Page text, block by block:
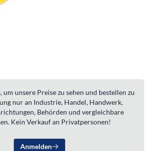
um unsere Preise zu sehen und bestellen zu
nur an Industrie, Handel, Handwerk,
Behörden und vergleichbare
Kein Verkauf an Privatpersonen!
Anmelden